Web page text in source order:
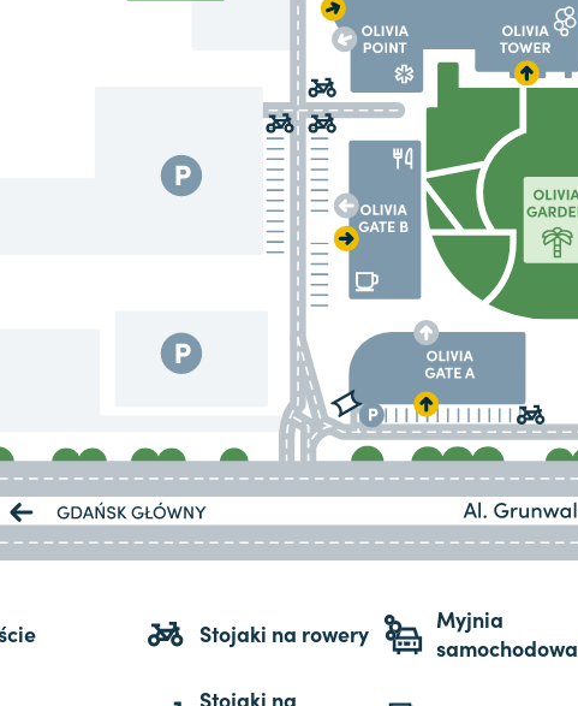
Stojaki na rowery
Myjnia
samochodowa
Stojaki na